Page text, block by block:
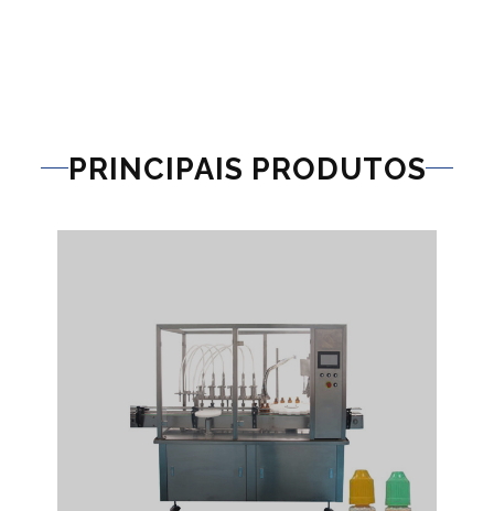
PRINCIPAIS PRODUTOS